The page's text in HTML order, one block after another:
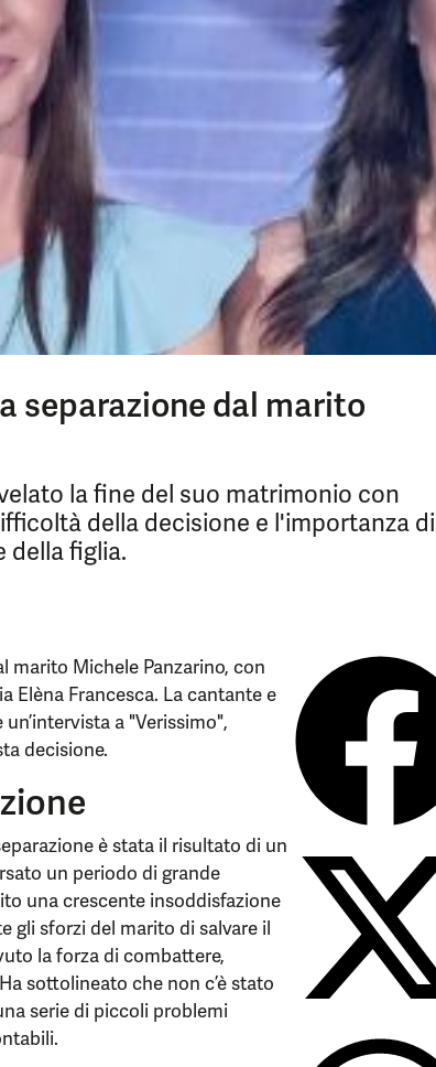
separazione dal marito
la fine del suo matrimonio con
della decisione e l'importanza di
della figlia.
marito Michele Panzarino, con
Elèna Francesca. La cantante e
a "Verissimo",
decisione.
è stata il risultato di un
un periodo di grande
una crescente insoddisfazione
gli sforzi del marito di salvare il
la forza di combattere,
sottolineato che non c’è stato
serie di piccoli problemi